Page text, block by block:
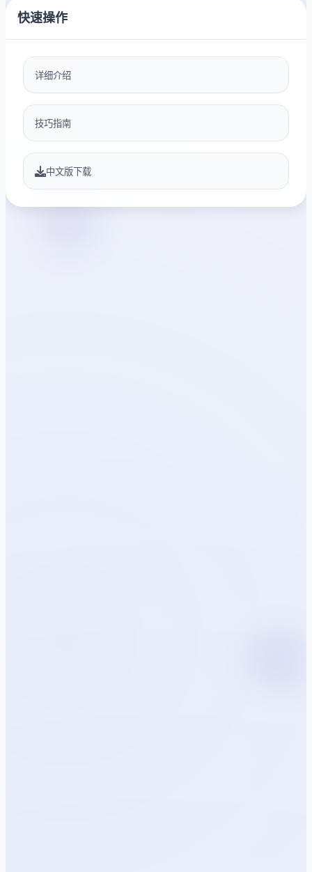
快速操作
详细介绍
技巧指南
中文版下载